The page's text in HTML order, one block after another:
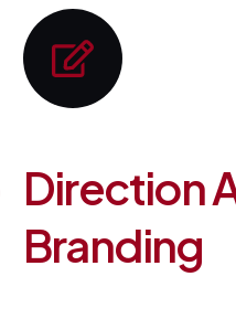
Direction
Branding